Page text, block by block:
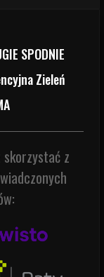
SPODNIE
Zieleń
skorzystać z